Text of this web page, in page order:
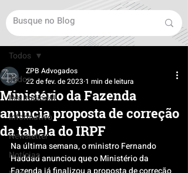
Post
Todos
Institucional
Informativo
Newsletter
Notícias
Todos
Ministério da Fazenda
anuncia proposta de correção
da tabela do IRPF
ZPB Advogados
22 de fev. de 2023 1 min de leitura
Na última semana, o ministro Fernando
Haddad anunciou que o Ministério da